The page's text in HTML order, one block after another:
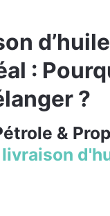
:
?
&
livraison